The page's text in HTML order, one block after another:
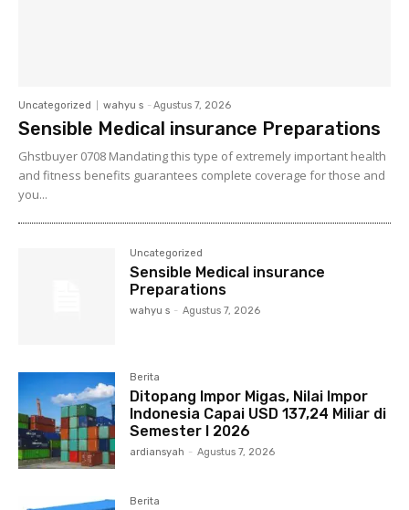
Uncategorized wahyu s - Agustus 7, 2026
Sensible Medical insurance Preparations
Ghstbuyer 0708 Mandating this type of extremely important health
and fitness benefits guarantees complete coverage for those and
you...
Uncategorized
Sensible Medical insurance
Preparations
wahyu s - Agustus 7, 2026
Berita
Ditopang Impor Migas, Nilai Impor
Indonesia Capai USD 137,24 Miliar di
Semester I 2026
ardiansyah - Agustus 7, 2026
Berita